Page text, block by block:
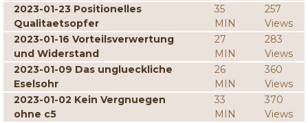
2023-01-23 Positionelles
Qualitaetsopfer
35
MIN
257
Views
2023-01-16 Vorteilsverwertung
und Widerstand
27
MIN
283
Views
2023-01-09 Das unglueckliche
Eselsohr
26
MIN
360
Views
2023-01-02 Kein Vergnuegen
ohne c5
33
MIN
370
Views